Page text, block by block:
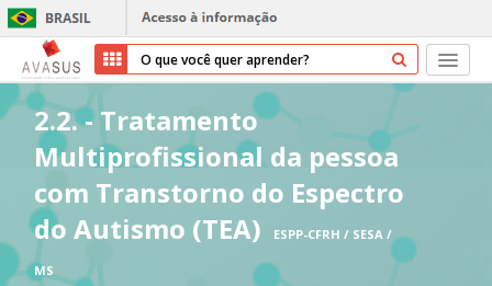
Início
Cursos
Sobre nós
2.2. - Tratamento
Multiprofissional da pessoa
com Transtorno do Espectro
do Autismo (TEA)
ESPP-CFRH / SESA /
MS